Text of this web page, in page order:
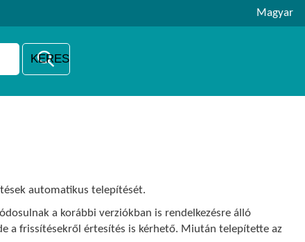
Magyar
automatikus telepítését.
a korábbi verziókban is rendelkezésre álló
a frissítésekről értesítés is kérhető. Miután telepítette az